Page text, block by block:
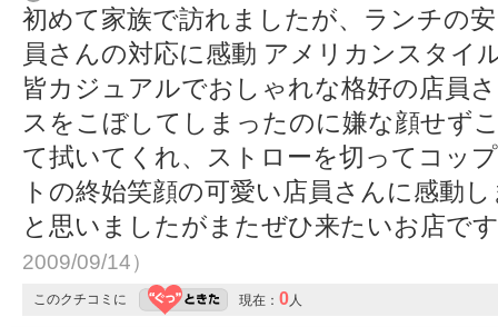
初めて家族で訪れましたが、ランチの
員さんの対応に感動 アメリカンスタイ
皆カジュアルでおしゃれな格好の店員
スをこぼしてしまったのに嫌な顔せず
て拭いてくれ、ストローを切ってコッ
トの終始笑顔の可愛い店員さんに感動
と思いましたがまたぜひ来たいお店で
2009/09/14）
このクチコミに 現在： 0 人